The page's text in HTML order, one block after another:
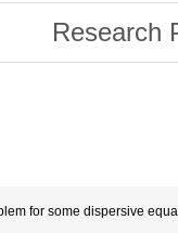
Research
for some dispersive